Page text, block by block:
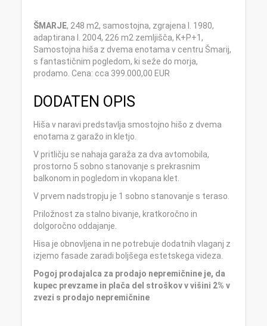
ŠMARJE, 248 m2, samostojna, zgrajena l. 1980,
adaptirana l. 2004, 226 m2 zemljišča, K+P+1,
Samostojna hiša z dvema enotama v centru Šmarij,
s fantastičnim pogledom, ki seže do morja,
prodamo. Cena: cca 399.000,00 EUR
DODATEN OPIS
Hiša v naravi predstavlja smostojno hišo z dvema
enotama z garažo in kletjo.
V pritličju se nahaja garaža za dva avtomobila,
prostorno 5 sobno stanovanje s prekrasnim
balkonom in pogledom in vkopana klet.
V prvem nadstropju je 1 sobno stanovanje s teraso.
Priložnost za stalno bivanje, kratkoročno in
dolgoročno oddajanje.
Hisa je obnovljena in ne potrebuje dodatnih vlaganj z
izjemo fasade zaradi boljšega estetskega videza.
Pogoj prodajalca za prodajo nepremičnine je, da
kupec prevzame in plača del stroškov v višini 2% v
zvezi s prodajo nepremičnine